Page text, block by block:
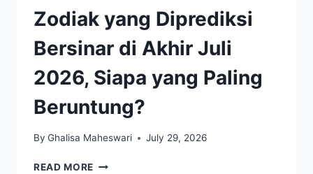
Zodiak yang Diprediksi
Bersinar di Akhir Juli
2026, Siapa yang Paling
Beruntung?
By Ghalisa Maheswari July 29, 2026
READ MORE ZODIAK